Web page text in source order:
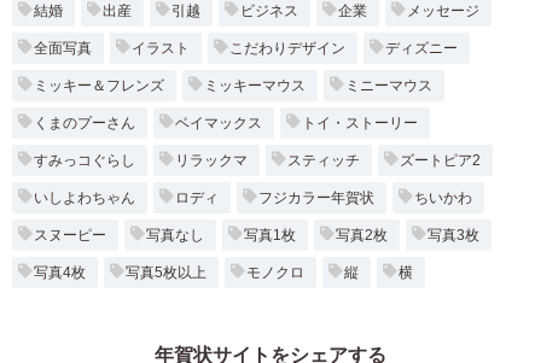
結婚 出産 引越 ビジネス 企業 メッセージ
全面写真 イラスト こだわりデザイン ディズニー
ミッキー＆フレンズ ミッキーマウス ミニーマウス
くまのプーさん ベイマックス トイ・ストーリー
すみっコぐらし リラックマ スティッチ ズートピア2
いしよわちゃん ロディ フジカラー年賀状 ちいかわ
スヌーピー 写真なし 写真1枚 写真2枚 写真3枚
写真4枚 写真5枚以上 モノクロ 縦 横
年賀状サイトをシェアする